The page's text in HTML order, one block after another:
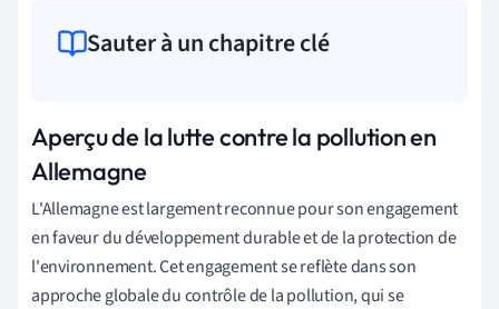
Sauter à un chapitre clé
Aperçu de la lutte contre la pollution en
Allemagne
L'Allemagne est largement reconnue pour son engagement
en faveur du développement durable et de la protection de
l'environnement. Cet engagement se reflète dans son
approche globale du contrôle de la pollution, qui se